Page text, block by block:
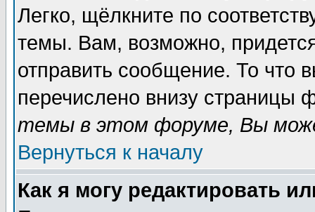
Легко, щёлкните по
темы. Вам, возможно,
отправить сообщение. То что
перечислено внизу страницы
темы в этом форуме, Вы
Вернуться к началу
Как я могу редактировать